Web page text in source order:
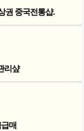
권 중국전통샵.
리샾
매